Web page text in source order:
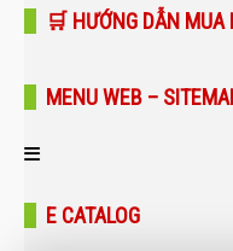
🛒 HƯỚNG DẪN
MENU WEB –
Trang chủ
E CATALOG